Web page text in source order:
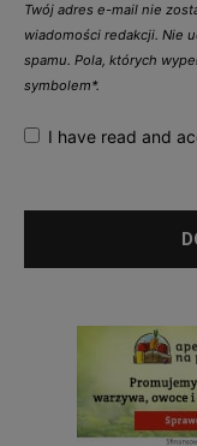
Twój adres e-mail nie
wiadomości redakcji. Nie
spamu. Pola, których
symbolem*.
I have read and